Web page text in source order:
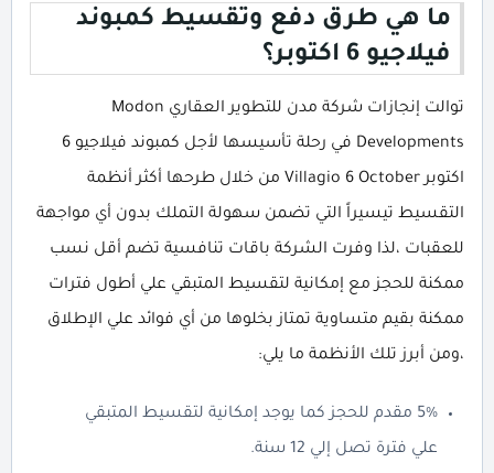
ما هي طرق دفع وتقسيط كمبوند
فيلاجيو 6 اكتوبر؟
توالت إنجازات شركة مدن للتطوير العقاري Modon
Developments في رحلة تأسيسها لأجل كمبوند فيلاجيو 6
اكتوبر Villagio 6 October من خلال طرحها أكثر أنظمة
التقسيط تيسيراً التي تضمن سهولة التملك بدون أي مواجهة
للعقبات ،لذا وفرت الشركة باقات تنافسية تضم أقل نسب
ممكنة للحجز مع إمكانية لتقسيط المتبقي علي أطول فترات
ممكنة بقيم متساوية تمتاز بخلوها من أي فوائد علي الإطلاق
،ومن أبرز تلك الأنظمة ما يلي:
5% مقدم للحجز كما يوجد إمكانية لتقسيط المتبقي
علي فترة تصل إلي 12 سنة.